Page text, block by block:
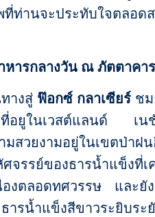
ที่ท่านจะประทับใจตลอด
รกลางวัน ณ ภัตตาคาร
งสู่ ฟ๊อกซ์ กลาเซียร์ ช
ที่อยูในเวสต์แลนด์ เน
วยงามอยู่ในเขตป่าฝน
จรรย์ของธารน้ำแข็งที่เ
องตลอดทศวรรษ และยั
ารน้ำแข็งสีขาวระยิบระ